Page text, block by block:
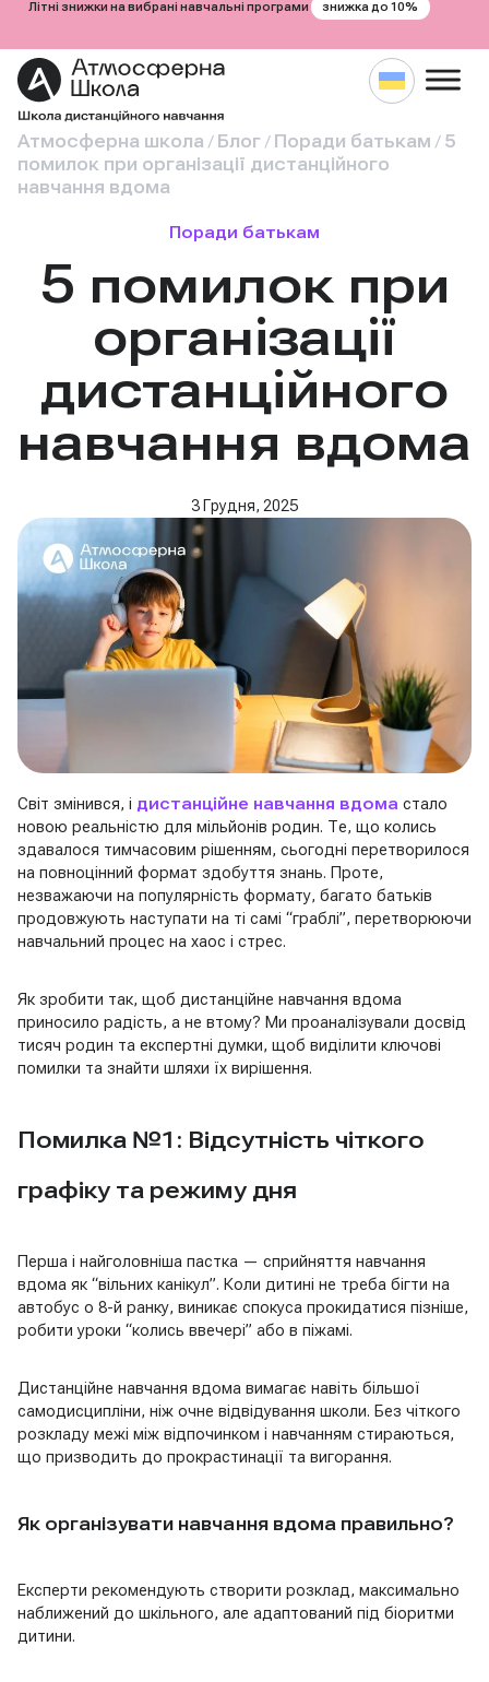
Літні знижки на вибрані навчальні програми знижка до 10%
Атмосферна школа / Блог / Поради батькам / 5
помилок при організації дистанційного
навчання вдома
Поради батькам
5 помилок при
організації
дистанційного
навчання вдома
3 Грудня, 2025
Світ змінився, і дистанційне навчання вдома стало
новою реальністю для мільйонів родин. Те, що колись
здавалося тимчасовим рішенням, сьогодні перетворилося
на повноцінний формат здобуття знань. Проте,
незважаючи на популярність формату, багато батьків
продовжують наступати на ті самі “граблі”, перетворюючи
навчальний процес на хаос і стрес.
Як зробити так, щоб дистанційне навчання вдома
приносило радість, а не втому? Ми проаналізували досвід
тисяч родин та експертні думки, щоб виділити ключові
помилки та знайти шляхи їх вирішення.
Помилка №1: Відсутність чіткого
графіку та режиму дня
Перша і найголовніша пастка — сприйняття навчання
вдома як “вільних канікул”. Коли дитині не треба бігти на
автобус о 8-й ранку, виникає спокуса прокидатися пізніше,
робити уроки “колись ввечері” або в піжамі.
Дистанційне навчання вдома вимагає навіть більшої
самодисципліни, ніж очне відвідування школи. Без чіткого
розкладу межі між відпочинком і навчанням стираються,
що призводить до прокрастинації та вигорання.
Як організувати навчання вдома правильно?
Експерти рекомендують створити розклад, максимально
наближений до шкільного, але адаптований під біоритми
дитини.